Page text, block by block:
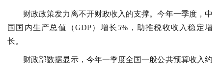
财政政策发力离不开财政收入的支撑。今年一季度，中
国国内生产总值（GDP）增长5%，助推税收收入稳定增
长。
财政部数据显示，今年一季度全国一般公共预算收入约